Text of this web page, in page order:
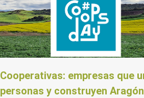
Cooperativas: empresas que
personas y construyen Aragón